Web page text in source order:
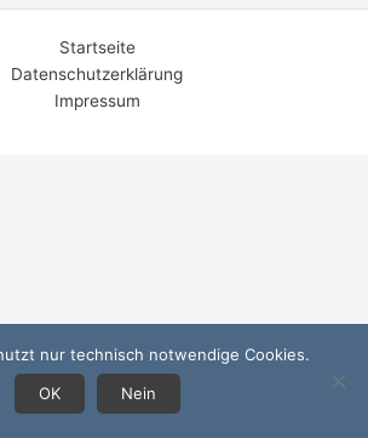
Startseite
Datenschutzerklärung
Impressum
nur technisch notwendige Cookies.
OK
Nein